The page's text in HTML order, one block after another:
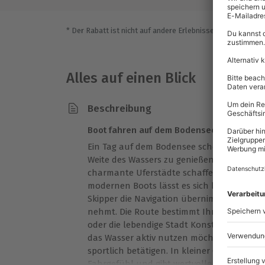
* Der Rabatt ist nicht auf andere Erlebnisse bei der
Alles auf einen Blick
Beschreibung
Boot fahren auf dem Bodensee –
Ein Tag auf dem Bodensee schenkt
Weite des Wassers zu genießen. Die
charmante Uferstädte schaffen eine
modernen Boots lässt es sich herrlich
Skipper die Navigation übernimmt oder Ihr
nehmt. Die Route bestimmt Ihr selbst: malerische Buchten, idyllische Inseln
oder die lebendige Stadt Konstanz
das Wasser aktiv nutzen möchte, kann
sportlich betätigen. In kleiner Gruppe